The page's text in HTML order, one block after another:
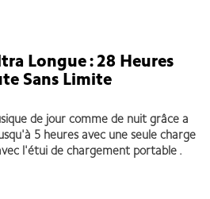
Longue : 28 Heures
Sans Limite
de jour comme de nuit grâce a
5 heures avec une seule charge
l'étui de chargement portable .